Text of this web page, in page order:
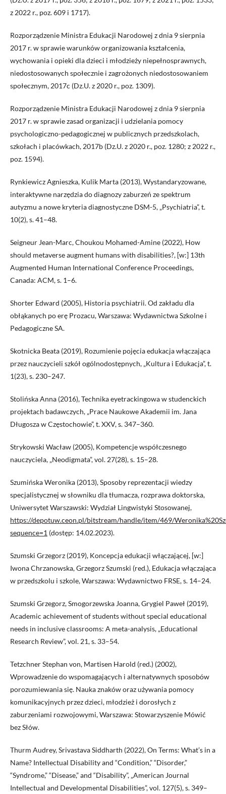
z 2022 r., poz. 609 i 1717).
Rozporządzenie Ministra Edukacji Narodowej z dnia 9 sierpnia
2017 r. w sprawie warunków organizowania kształcenia,
wychowania i opieki dla dzieci i młodzieży niepełnosprawnych,
niedostosowanych społecznie i zagrożonych niedostosowaniem
społecznym, 2017c (Dz.U. z 2020 r., poz. 1309).
Rozporządzenie Ministra Edukacji Narodowej z dnia 9 sierpnia
2017 r. w sprawie zasad organizacji i udzielania pomocy
psychologiczno-pedagogicznej w publicznych przedszkolach,
szkołach i placówkach, 2017b (Dz.U. z 2020 r., poz. 1280; z 2022 r.,
poz. 1594).
Rynkiewicz Agnieszka, Kulik Marta (2013), Wystandaryzowane,
interaktywne narzędzia do diagnozy zaburzeń ze spektrum
autyzmu a nowe kryteria diagnostyczne DSM-5, „Psychiatria”, t.
10(2), s. 41–48.
Seigneur Jean-Marc, Choukou Mohamed-Amine (2022), How
should metaverse augment humans with disabilities?, [w:] 13th
Augmented Human International Conference Proceedings,
Canada: ACM, s. 1–6.
Shorter Edward (2005), Historia psychiatrii. Od zakładu dla
obłąkanych po erę Prozacu, Warszawa: Wydawnictwa Szkolne i
Pedagogiczne SA.
Skotnicka Beata (2019), Rozumienie pojęcia edukacja włączająca
przez nauczycieli szkół ogólnodostępnych, „Kultura i Edukacja”, t.
1(23), s. 230–247.
Stolińska Anna (2016), Technika eyetrackingowa w studenckich
projektach badawczych, „Prace Naukowe Akademii im. Jana
Długosza w Częstochowie”, t. XXV, s. 347–360.
Strykowski Wacław (2005), Kompetencje współczesnego
nauczyciela, „Neodigmata”, vol. 27(28), s. 15–28.
Szumińska Weronika (2013), Sposoby reprezentacji wiedzy
specjalistycznej w słowniku dla tłumacza, rozprawa doktorska,
Uniwersytet Warszawski: Wydział Lingwistyki Stosowanej,
https://depotuw.ceon.pl/bitstream/handle/item/469/
sequence=1 (dostęp: 14.02.2023).
Szumski Grzegorz (2019), Koncepcja edukacji włączającej, [w:]
Iwona Chrzanowska, Grzegorz Szumski (red.), Edukacja włączająca
w przedszkolu i szkole, Warszawa: Wydawnictwo FRSE, s. 14–24.
Szumski Grzegorz, Smogorzewska Joanna, Grygiel Paweł (2019),
Academic achievement of students without special educational
needs in inclusive classrooms: A meta-analysis, „Educational
Research Review”, vol. 21, s. 33–54.
Tetzchner Stephan von, Martisen Harold (red.) (2002),
Wprowadzenie do wspomagających i alternatywnych sposobów
porozumiewania się. Nauka znaków oraz używania pomocy
komunikacyjnych przez dzieci, młodzież i dorosłych z
zaburzeniami rozwojowymi, Warszawa: Stowarzyszenie Mówić
bez Słów.
Thurm Audrey, Srivastava Siddharth (2022), On Terms: What’s in a
Name? Intellectual Disability and “Condition,” “Disorder,”
“Syndrome,” “Disease,” and “Disability”, „American Journal
Intellectual and Developmental Disabilities”, vol. 127(5), s. 349–